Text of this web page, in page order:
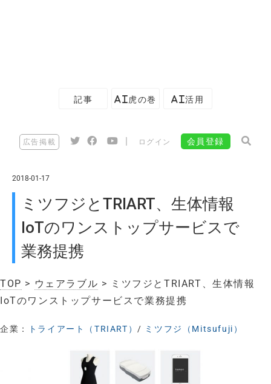
記事 AI虎の巻 AI活用
広告掲載 ログイン 会員登録
2018-01-17
ミツフジとTRIART、生体情報
IoTのワンストップサービスで
業務提携
TOP > ウェアラブル > ミツフジとTRIART、生体情報
IoTのワンストップサービスで業務提携
企業： トライアート（TRIART）/ ミツフジ（Mitsufuji）